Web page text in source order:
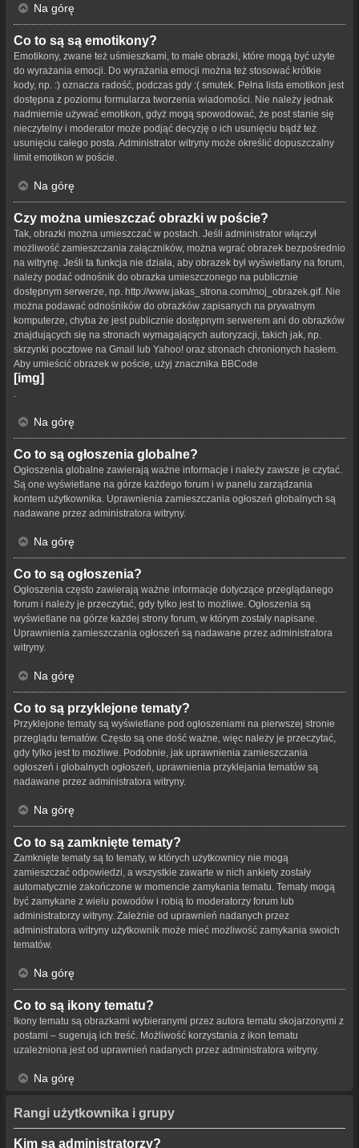
Na górę
Co to są są emotikony?
Emotikony, zwane też uśmieszkami, to małe obrazki, które mogą być użyte
do wyrażania emocji. Do wyrażania emocji można też stosować krótkie
kody, np. :) oznacza radość, podczas gdy :( smutek. Pełna lista emotikon jest
dostępna z poziomu formularza tworzenia wiadomości. Nie należy jednak
nadmiernie używać emotikon, gdyż mogą spowodować, że post stanie się
nieczytelny i moderator może podjąć decyzję o ich usunięciu bądź też
usunięciu całego posta. Administrator witryny może określić dopuszczalny
limit emotikon w poście.
Na górę
Czy można umieszczać obrazki w poście?
Tak, obrazki można umieszczać w postach. Jeśli administrator włączył
możliwość zamieszczania załączników, można wgrać obrazek bezpośrednio
na witrynę. Jeśli ta funkcja nie działa, aby obrazek był wyświetlany na forum,
należy podać odnośnik do obrazka umieszczonego na publicznie
dostępnym serwerze, np. http://www.jakas_strona.com/moj_obrazek.gif. Nie
można podawać odnośników do obrazków zapisanych na prywatnym
komputerze, chyba że jest publicznie dostępnym serwerem ani do obrazków
znajdujących się na stronach wymagających autoryzacji, takich jak, np.
skrzynki pocztowe na Gmail lub Yahoo! oraz stronach chronionych hasłem.
Aby umieścić obrazek w poście, użyj znacznika BBCode
[img]
Na górę
Co to są ogłoszenia globalne?
Ogłoszenia globalne zawierają ważne informacje i należy zawsze je czytać.
Są one wyświetlane na górze każdego forum i w panelu zarządzania
kontem użytkownika. Uprawnienia zamieszczania ogłoszeń globalnych są
nadawane przez administratora witryny.
Na górę
Co to są ogłoszenia?
Ogłoszenia często zawierają ważne informacje dotyczące przeglądanego
forum i należy je przeczytać, gdy tylko jest to możliwe. Ogłoszenia są
wyświetlane na górze każdej strony forum, w którym zostały napisane.
Uprawnienia zamieszczania ogłoszeń są nadawane przez administratora
witryny.
Na górę
Co to są przyklejone tematy?
Przyklejone tematy są wyświetlane pod ogłoszeniami na pierwszej stronie
przeglądu tematów. Często są one dość ważne, więc należy je przeczytać,
gdy tylko jest to możliwe. Podobnie, jak uprawnienia zamieszczania
ogłoszeń i globalnych ogłoszeń, uprawnienia przyklejania tematów są
nadawane przez administratora witryny.
Na górę
Co to są zamknięte tematy?
Zamknięte tematy są to tematy, w których użytkownicy nie mogą
zamieszczać odpowiedzi, a wszystkie zawarte w nich ankiety zostały
automatycznie zakończone w momencie zamykania tematu. Tematy mogą
być zamykane z wielu powodów i robią to moderatorzy forum lub
administratorzy witryny. Zależnie od uprawnień nadanych przez
administratora witryny użytkownik może mieć możliwość zamykania swoich
tematów.
Na górę
Co to są ikony tematu?
Ikony tematu są obrazkami wybieranymi przez autora tematu skojarzonymi z
postami – sugerują ich treść. Możliwość korzystania z ikon tematu
uzależniona jest od uprawnień nadanych przez administratora witryny.
Na górę
Rangi użytkownika i grupy
Kim są administratorzy?